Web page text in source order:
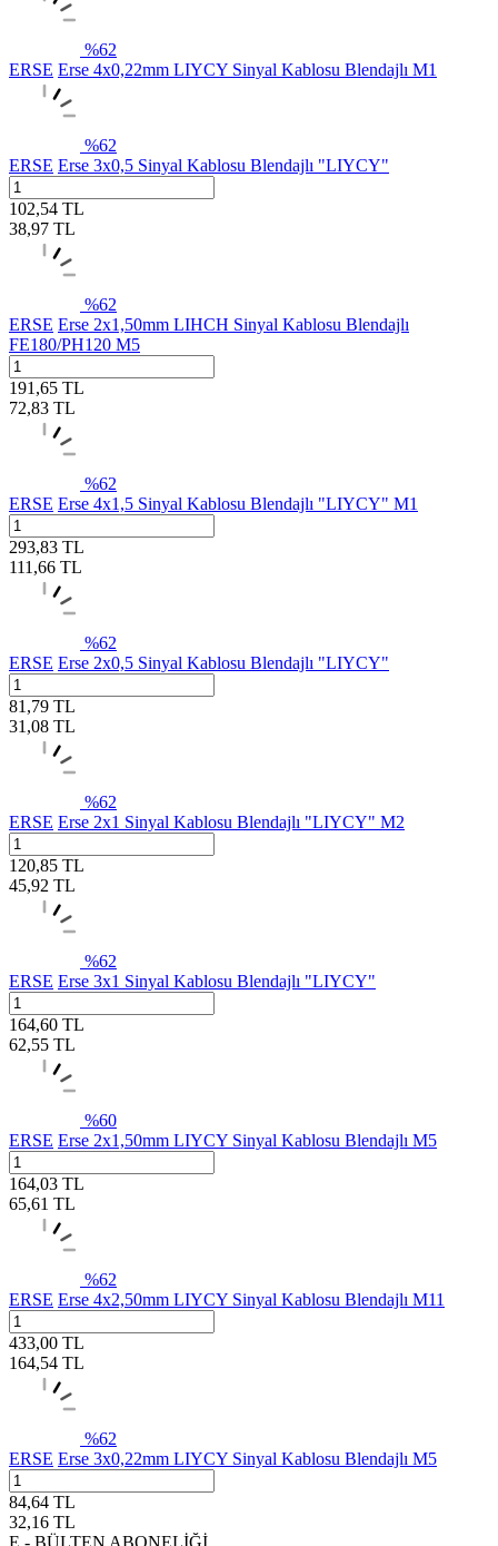
%62
ERSE Erse 4x0,22mm LIYCY Sinyal Kablosu Blendajlı M1
%62
ERSE Erse 3x0,5 Sinyal Kablosu Blendajlı "LIYCY"
102,54 TL
38,97 TL
%62
ERSE Erse 2x1,50mm LIHCH Sinyal Kablosu Blendajlı
FE180/PH120 M5
191,65 TL
72,83 TL
%62
ERSE Erse 4x1,5 Sinyal Kablosu Blendajlı "LIYCY" M1
293,83 TL
111,66 TL
%62
ERSE Erse 2x0,5 Sinyal Kablosu Blendajlı "LIYCY"
81,79 TL
31,08 TL
%62
ERSE Erse 2x1 Sinyal Kablosu Blendajlı "LIYCY" M2
120,85 TL
45,92 TL
%62
ERSE Erse 3x1 Sinyal Kablosu Blendajlı "LIYCY"
164,60 TL
62,55 TL
%60
ERSE Erse 2x1,50mm LIYCY Sinyal Kablosu Blendajlı M5
164,03 TL
65,61 TL
%62
ERSE Erse 4x2,50mm LIYCY Sinyal Kablosu Blendajlı M11
433,00 TL
164,54 TL
%62
ERSE Erse 3x0,22mm LIYCY Sinyal Kablosu Blendajlı M5
84,64 TL
32,16 TL
E - BÜLTEN ABONELİĞİ